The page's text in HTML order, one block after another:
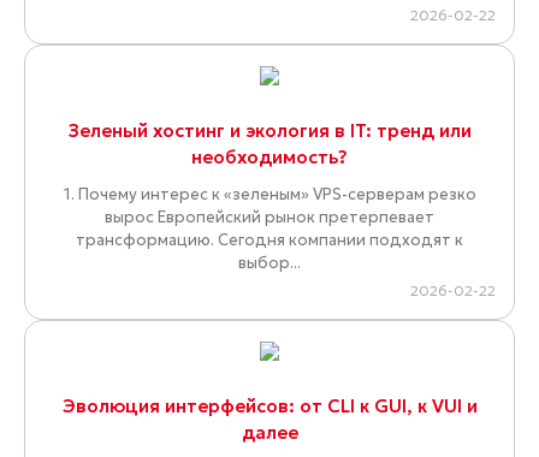
2026-02-22
Зеленый хостинг и экология в IT: тренд или
необходимость?
1. Почему интерес к «зеленым» VPS-серверам резко
вырос Европейский рынок претерпевает
трансформацию. Сегодня компании подходят к
выбор...
2026-02-22
Эволюция интерфейсов: от CLI к GUI, к VUI и
далее